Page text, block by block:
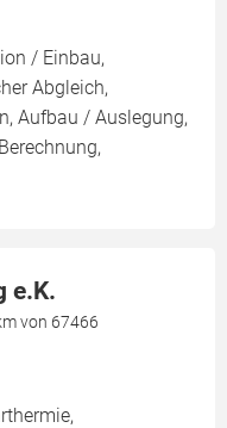
/ Einbau,
Abgleich,
Aufbau / Auslegung,
e.K.
von 67466